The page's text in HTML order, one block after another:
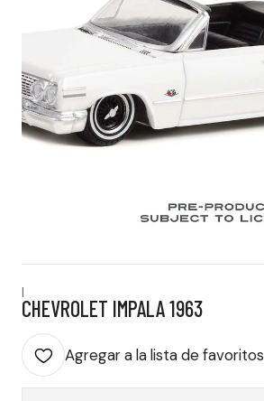
|
CHEVROLET IMPALA 1963
Agregar a la lista de favoritos